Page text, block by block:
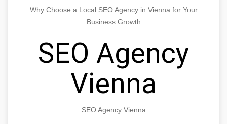
Why Choose a Local SEO Agency in Vienna for Your
Business Growth
SEO Agency
Vienna
SEO Agency Vienna